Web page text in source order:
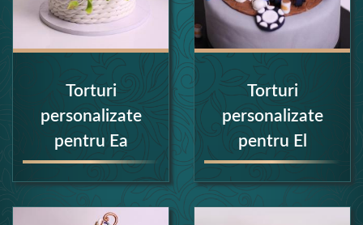
Torturi
personalizate
pentru Ea
Torturi
personalizate
pentru El